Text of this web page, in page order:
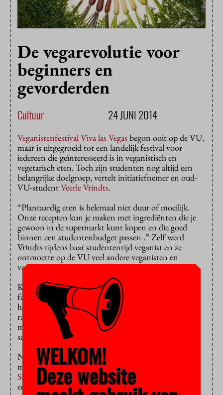
De vegarevolutie voor
beginners en
gevorderden
Cultuur 24 JUNI 2014
Veganistenfestival Viva las Vegasbegon ooit op de VU,
maar is uitgegroeid tot een landelijk festival voor
iedereen die geïnteresseerd is in veganistisch en
vegetarisch eten. Toch zijn studenten nog altijd een
belangrijke doelgroep, vertelt initiatiefnemer en oud-
VU-studentVeerle Vrindts.
“Plantaardig eten is helemaal niet duur of moeilijk.
Onze recepten kun je maken met ingrediënten die je
gewoon in de supermarkt kunt kopen en die goed
binnen een studentenbudget passen .” Zelf werd
Vrindts tijdens haar studententijd veganist en ze
ontmoette op de VU veel andere veganisten en
vegetariërs met wie ze Viva las Vegas opzette.
Komende zondag is de vierde editie van het
foodfestival met een heel scala aan
hoe je voedselresten verwerkt, tot wat je moet met
rauwe chocolade, en hoe je visvrije sushi en vleesloze
mezzes maakt. De locatie is‘old skool’
schoolgebouw in Amsterdam Zuid.
Naast workshops is er natuurlijk veel te eten en er is
muziek. ’s Avonds komt stand-up comedian
Shapiro
, die al die vegetariërs, veganisten en hun rare
eetgewoontes eens lekker gaat ‘roosteren’. “Als
WELKOM!
Deze website